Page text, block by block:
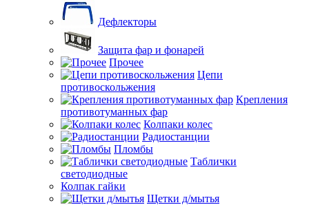
Дефлекторы
Защита фар и фонарей
Прочее
Цепи
противоскольжения
Крепления
противотуманных фар
Колпаки колес
Радиостанции
Пломбы
Таблички
светодиодные
Колпак гайки
Щетки д/мытья